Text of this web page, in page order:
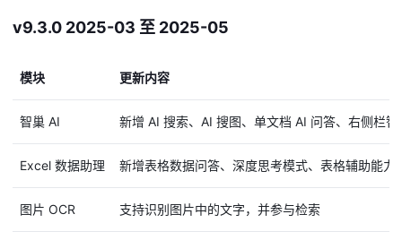
v9.3.0 2025-03 至 2025-05
模块 更新内容
智巢 AI 新增 AI 搜索、AI 搜图、单文档 AI 问答、右侧栏
Excel 数据助理 新增表格数据问答、深度思考模式、表格辅助能力
图片 OCR 支持识别图片中的文字，并参与检索